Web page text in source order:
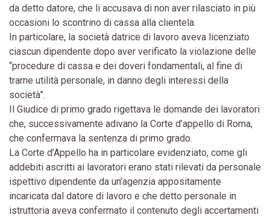
da detto datore, che li accusava di non aver rilasciato in più
occasioni lo scontrino di cassa alla clientela.
In particolare, la società datrice di lavoro aveva licenziato
ciascun dipendente dopo aver verificato la violazione delle
“procedure di cassa e dei doveri fondamentali, al fine di
trarne utilità personale, in danno degli interessi della
società”.
Il Giudice di primo grado rigettava le domande dei lavoratori
che, successivamente adivano la Corte d’appello di Roma,
che confermava la sentenza di primo grado.
La Corte d’Appello ha in particolare evidenziato, come gli
addebiti ascritti ai lavoratori erano stati rilevati da personale
ispettivo dipendente da un’agenzia appositamente
incaricata dal datore di lavoro e che detto personale in
istruttoria aveva confermato il contenuto degli accertamenti